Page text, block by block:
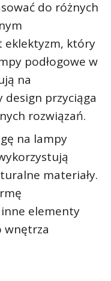
do różnych
eklektyzm, który
podłogowe w
na
przyciąga
rozwiązań.
na lampy
materiały.
elementy
wnętrza